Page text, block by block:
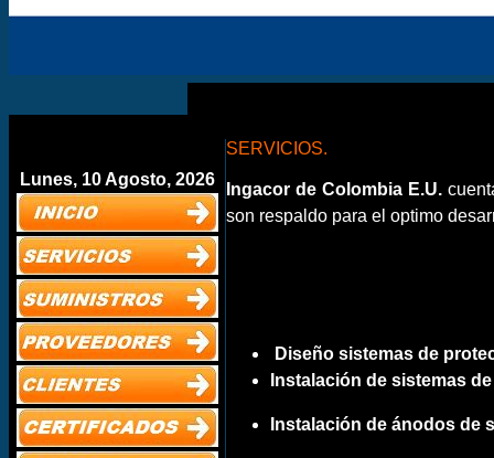
Lunes, 10 Agosto, 2026
SERVICIOS.
Ingacor de Colombia E.U.
son respaldo para el optimo
Diseño sistemas de
Instalación de sistemas
Instalación de ánodos de